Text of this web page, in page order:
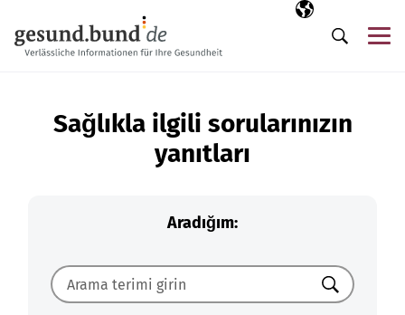
Seçili dil
TR
Arama
Sağlıkla ilgili sorularınızın
yanıtları
Aradığım:
Ara